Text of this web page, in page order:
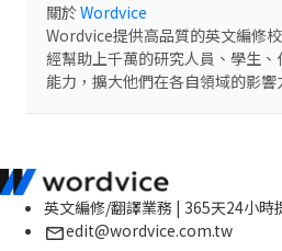
關於Wordvice
Wordvice提供高品質的英文編修
經幫助上千萬的研究人員、學生
能力，擴大他們在各自領域的影響
英文編修/翻譯業務 | 365天24小時
edit@wordvice.com.tw